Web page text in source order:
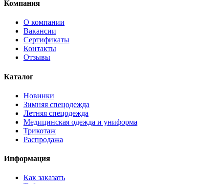
Компания
О компании
Вакансии
Сертификаты
Контакты
Отзывы
Каталог
Новинки
Зимняя спецодежда
Летняя спецодежда
Медицинская одежда и униформа
Трикотаж
Распродажа
Информация
Как заказать